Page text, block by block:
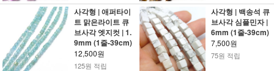
사각형 | 애퍼타이
트 맑은라이트 큐
브사각 엣지컷 | 1.
9mm (1줄-39cm)
12,500원
125원 적립
사각형 | 백송석 큐
브사각 심플민자 |
6mm (1줄-39cm)
7,500원
75원 적립